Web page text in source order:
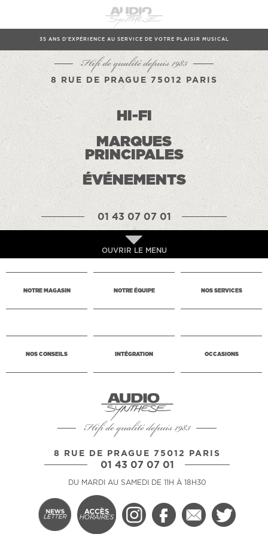
35 ANS D'EXPÉRIENCE AU SERVICE DE VOTRE PLAISIR MUSICAL
Hifi de qualité depuis 1983
8 RUE DE PRAGUE 75012 PARIS
HI-FI
MARQUES
PRINCIPALES
ÉVÉNEMENTS
01 43 07 07 01
OUVRIR LE MENU
NOTRE MAGASIN NOTRE ÉQUIPE NOS SERVICES
NOS CONSEILS INTÉGRATION OCCASIONS
Hifi de qualité depuis 1983
8 RUE DE PRAGUE 75012 PARIS
01 43 07 07 01
DU MARDI AU SAMEDI DE 11H À 18H30